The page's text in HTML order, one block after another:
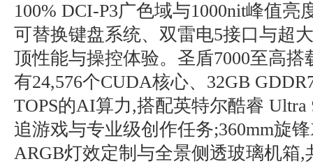
100% DCI-P3广色域与1000nit峰值亮
可替换键盘系统、双雷电5接口与超
顶性能与操控体验。圣盾7000至高搭
有24,576个CUDA核心、32GB
TOPS的AI算力,搭配英特尔酷睿
追游戏与专业级创作任务;360mm旋
ARGB灯效定制与全景侧透玻璃机箱